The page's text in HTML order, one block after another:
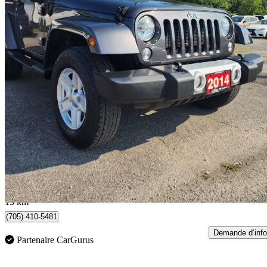
2014 Jeep Wrangler
Sahara 4WD 105 888 km
16 488 $ Affaire
335 $/mois env.
Barrie, ON
13 km
(705) 410-5481
Partenaire CarGurus
Demande d’info